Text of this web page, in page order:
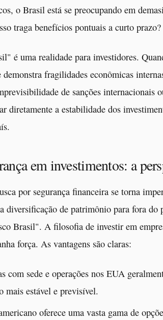
o Brasil está se preocupando em
traga benefícios pontuais a curto prazo?
é uma realidade para investidores.
fragilidades econômicas
de sanções internacionais
diretamente a estabilidade dos
em investimentos: a
por segurança financeira se torna
diversificação de patrimônio para fora do
Brasil". A filosofia de investir em
força. As vantagens são claras:
com sede e operações nos EUA
mais estável e previsível.
oferece uma vasta gama de